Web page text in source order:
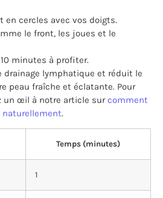
en cercles avec vos doigts.
le front, les joues et le
minutes à profiter.
drainage lymphatique et réduit le
peau fraîche et éclatante. Pour
un œil à notre article surcomment
.
Temps (minutes)
1